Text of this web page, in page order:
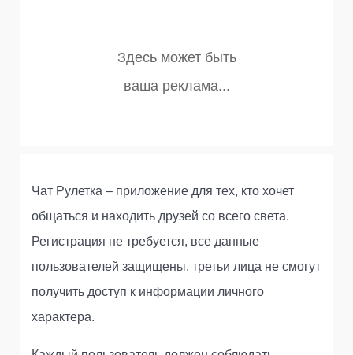
Чат Рулетка – приложение для тех, кто хочет
общаться и находить друзей со всего света.
Регистрация не требуется, все данные
пользователей защищены, третьи лица не смогут
получить доступ к информации личного
характера.